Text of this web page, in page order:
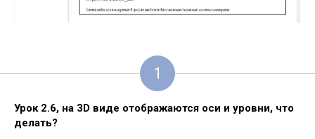
1
Урок 2.6, на 3D виде отображаются оси и уровни, что
делать?